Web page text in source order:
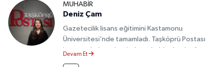
MUHABİR
Deniz Çam
Gazetecilik lisans eğitimini Kastamonu
Üniversitesi’nde tamamladı. Taşköprü Postası
internet haber sitesinde muhabir olarak görev
Devam Et